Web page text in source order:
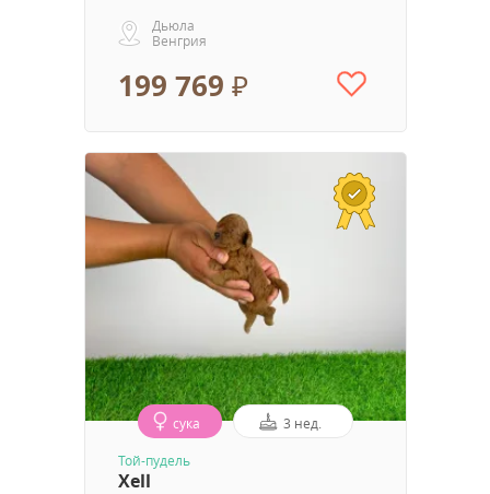
Дьюла
Венгрия
199 769 ₽
сука 3 нед.
Той-пудель
Xell